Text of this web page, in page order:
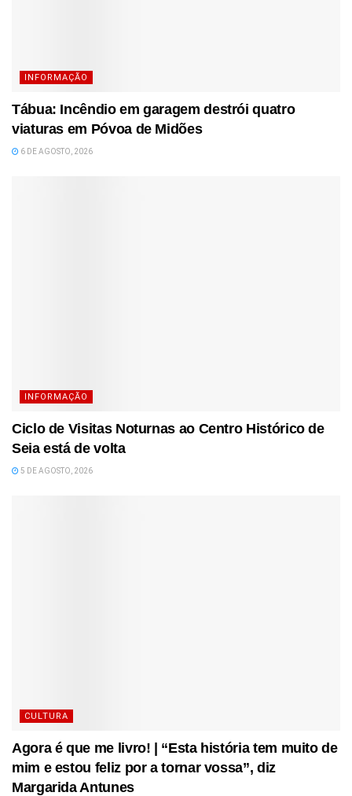
INFORMAÇÃO
Tábua: Incêndio em garagem destrói quatro
viaturas em Póvoa de Midões
6 DE AGOSTO, 2026
INFORMAÇÃO
Ciclo de Visitas Noturnas ao Centro Histórico de
Seia está de volta
5 DE AGOSTO, 2026
CULTURA
Agora é que me livro! | “Esta história tem muito de
mim e estou feliz por a tornar vossa”, diz
Margarida Antunes